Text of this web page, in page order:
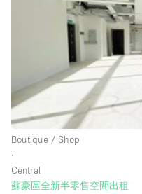
Photo / Filming Studio
Restaurant / Bar / Cafe
Rooftop
Salon
Shop Share
Stall / Market Stall
Boutique / Shop
∙
Central
蘇豪區全新半零售空間出租